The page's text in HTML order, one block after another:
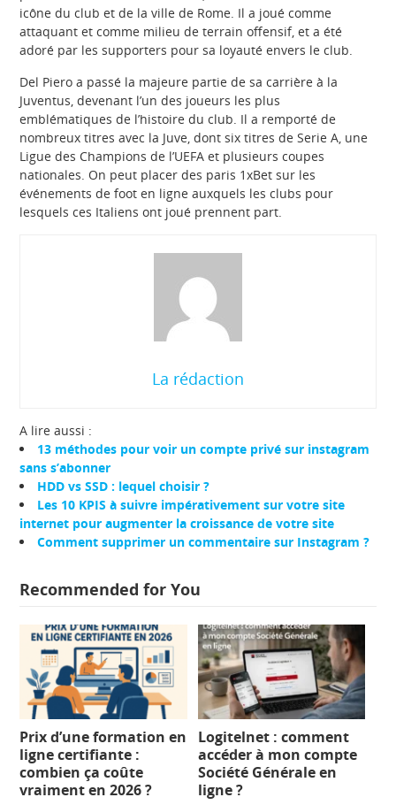
icône du club et de la ville de Rome. Il a joué comme
attaquant et comme milieu de terrain offensif, et a été
adoré par les supporters pour sa loyauté envers le club.
Del Piero a passé la majeure partie de sa carrière à la
Juventus, devenant l’un des joueurs les plus
emblématiques de l’histoire du club. Il a remporté de
nombreux titres avec la Juve, dont six titres de Serie A, une
Ligue des Champions de l’UEFA et plusieurs coupes
nationales. On peut placer des paris 1xBet sur les
événements de foot en ligne auxquels les clubs pour
lesquels ces Italiens ont joué prennent part.
La rédaction
A lire aussi :
13 méthodes pour voir un compte privé sur instagram
sans s’abonner
HDD vs SSD : lequel choisir ?
Les 10 KPIS à suivre impérativement sur votre site
internet pour augmenter la croissance de votre site
Comment supprimer un commentaire sur Instagram ?
Recommended for You
Prix d’une formation en
ligne certifiante :
combien ça coûte
vraiment en 2026 ?
Logitelnet : comment
accéder à mon compte
Société Générale en
ligne ?